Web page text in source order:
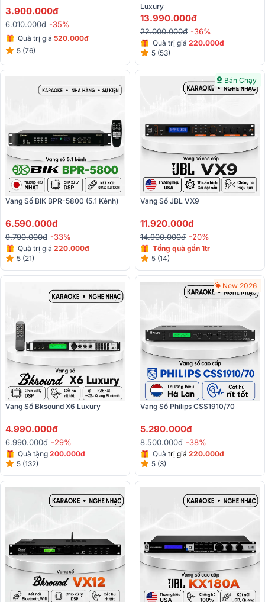
3.900.000đ
6.010.000đ -35%
Quà trị giá 520.000đ
5 (76)
Luxury
13.990.000đ
22.000.000đ -36%
Quà trị giá 220.000đ
5 (53)
Vang Số BIK BPR-5800 (5.1 Kênh)
6.590.000đ
9.790.000đ -33%
Quà trị giá 220.000đ
5 (21)
Bán Chạy
11.920.000đ
14.900.000đ -20%
Tổng quà gần 1tr
5 (14)
Vang Số Bksound X6 Luxury
4.990.000đ
6.990.000đ -29%
Quà tặng 200.000đ
5 (132)
New 2026
Vang Số Philips CSS1910/70
5.290.000đ
8.500.000đ -38%
Quà trị giá 220.000đ
5 (3)